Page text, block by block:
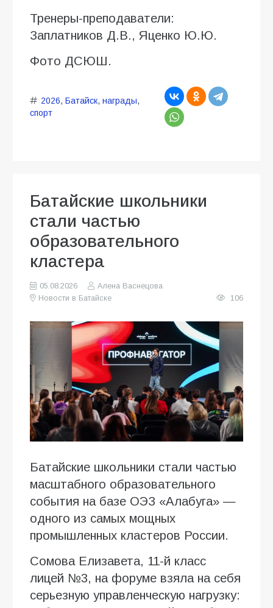
Тренеры-преподаватели:
Заплатников Д.В., Яценко Ю.Ю.
Фото ДСЮШ.
2026, Батайск, награды,
спорт
Батайские школьники
стали частью
образовательного
кластера
05.08.2026
Алена Васнецова
Новости в Батайске
106
Батайские школьники стали частью
масштабного образовательного
события на базе ОЭЗ «Алабуга» —
одного из самых мощных
промышленных кластеров России.
Сомова Елизавета, 11-й класс
лицей №3, на форуме взяла на себя
серьезную управленческую нагрузку: